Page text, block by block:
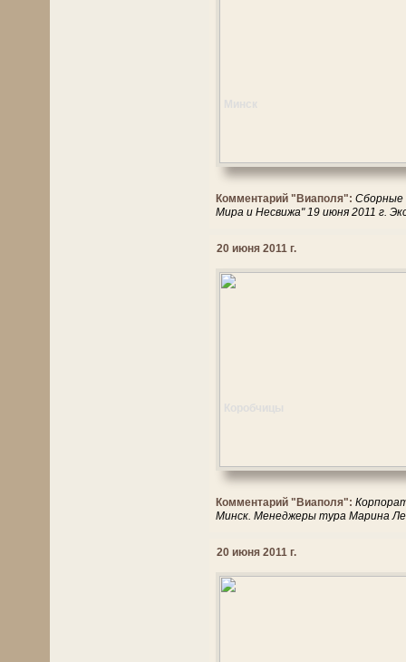
Комментарий "Виаполя": Сборные
Мира и Несвижа" 19 июня 2011 г.
20 июня 2011 г.
Комментарий "Виаполя":
Минск. Менеджеры тура Марина
20 июня 2011 г.